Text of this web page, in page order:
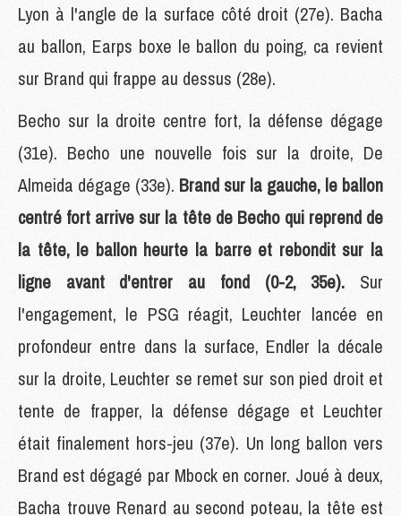
Lyon à l'angle de la surface côté droit (27e). Bacha
au ballon, Earps boxe le ballon du poing, ca revient
sur Brand qui frappe au dessus (28e).
Becho sur la droite centre fort, la défense dégage
(31e). Becho une nouvelle fois sur la droite, De
Almeida dégage (33e). Brand sur la gauche, le ballon
centré fort arrive sur la tête de Becho qui reprend de
la tête, le ballon heurte la barre et rebondit sur la
ligne avant d'entrer au fond (0-2, 35e). Sur
l'engagement, le PSG réagit, Leuchter lancée en
profondeur entre dans la surface, Endler la décale
sur la droite, Leuchter se remet sur son pied droit et
tente de frapper, la défense dégage et Leuchter
était finalement hors-jeu (37e). Un long ballon vers
Brand est dégagé par Mbock en corner. Joué à deux,
Bacha trouve Renard au second poteau, la tête est